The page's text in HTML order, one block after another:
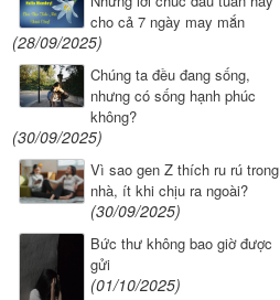
cho cả 7 ngày may mắn
(28/09/2025)
Chúng ta đều đang sống,
nhưng có sống hạnh phúc
không?
(30/09/2025)
Vì sao gen Z thích ru rú trong
nhà, ít khi chịu ra ngoài?
(30/09/2025)
Bức thư không bao giờ được
gửi
(01/10/2025)